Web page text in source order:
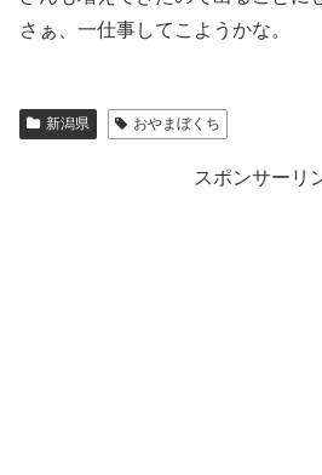
さぁ、一仕事してこようかな。
新潟県 おやまぼくち
スポンサーリ